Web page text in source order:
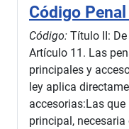
Código
Código: Título II:
Artículo 11. Las
principales y
ley aplica
accesorias:Las
principal,